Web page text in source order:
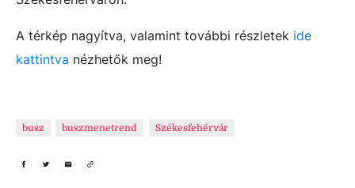
A térkép nagyítva, valamint további részletek ide
kattintva nézhetők meg!
busz buszmenetrend Székesfehérvár